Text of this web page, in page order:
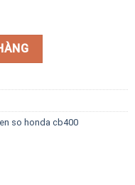
so honda cb400